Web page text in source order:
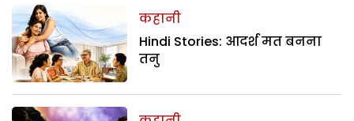
कहानी
Hindi Stories: आदर्श मत बनना
तनु